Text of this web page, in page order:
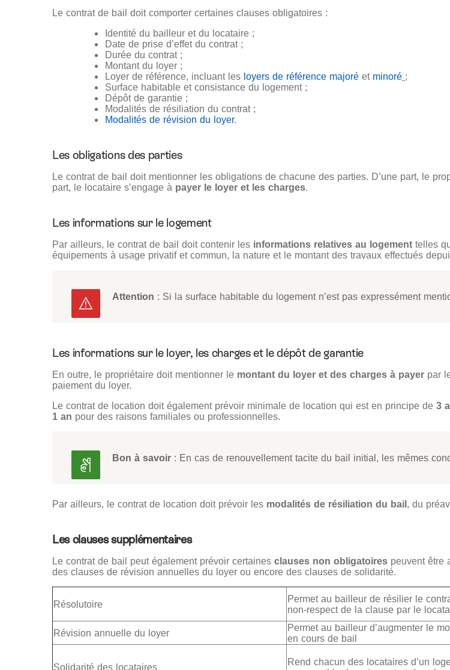
Le contrat de bail doit comporter certaines clauses obligatoires :
Identité du bailleur et du locataire ;
Date de prise d’effet du contrat ;
Durée du contrat ;
Montant du loyer ;
Loyer de référence, incluant les loyers de référence majoré et minoré ;
Surface habitable et consistance du logement ;
Dépôt de garantie ;
Modalités de résiliation du contrat ;
Modalités de révision du loyer.
Les obligations des parties
Le contrat de bail doit mentionner les obligations de chacune des parties. D’une part, le
part, le locataire s’engage à payer le loyer et les charges.
Les informations sur le logement
Par ailleurs, le contrat de bail doit contenir les informations relatives au logement telles
équipements à usage privatif et commun, la nature et le montant des travaux effectués
Attention : Si la surface habitable du logement n’est pas expressément
Les informations sur le loyer, les charges et le dépôt de garantie
En outre, le propriétaire doit mentionner le montant du loyer et des charges à payer par
paiement du loyer.
Le contrat de location doit également prévoir minimale de location qui est en principe de 3
1 an pour des raisons familiales ou professionnelles.
Bon à savoir : En cas de renouvellement tacite du bail initial, les mêmes
Par ailleurs, le contrat de location doit prévoir les modalités de résiliation du bail, du
Les clauses supplémentaires
Le contrat de bail peut également prévoir certaines clauses non obligatoires peuvent être
des clauses de révision annuelles du loyer ou encore des clauses de solidarité.
Résolutoire
Permet au bailleur de résilier le
non-respect de la clause par le
Révision annuelle du loyer
Permet au bailleur d’augmenter le
en cours de bail
Solidarité des locataires
Rend chacun des locataires d’un